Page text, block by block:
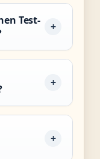
Test-